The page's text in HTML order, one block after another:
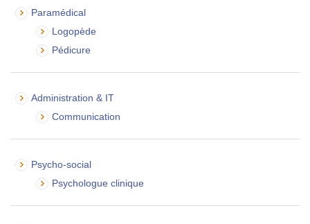
Paramédical
Logopède
Pédicure
Administration & IT
Communication
Psycho-social
Psychologue clinique